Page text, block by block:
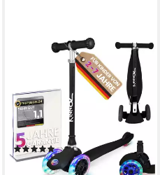
Dreiradscooter ab 2 Jahre
LED, faltbar, Höhe flexibel,
Kinderoller, Scooter, Roller
50 kg max. Benutzergewicht
2,7 kg
Gewicht
(21)
57,99 € UVP74,90 €